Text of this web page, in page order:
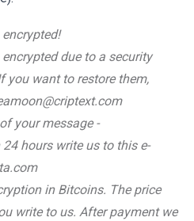
due to a security
you want to restore them,
your message -
hours write us to this e-
in Bitcoins. The price
write to us. After payment we